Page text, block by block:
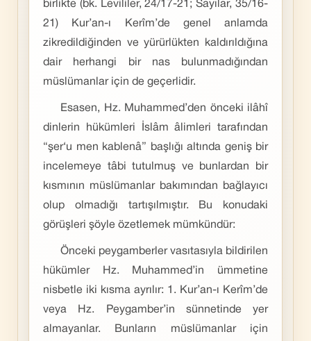
birlikte (bk. Levililer, 24/17-21; Sayılar, 35/16-
21) Kur’an-ı Kerîm’de genel anlamda
zikredildiğinden ve yürürlükten kaldırıldığına
dair herhangi bir nas bulunmadığından
müslümanlar için de geçerlidir.
Esasen, Hz. Muhammed’den önceki ilâhî
dinlerin hükümleri İslâm âlimleri tarafından
“şer‘u men kablenâ” başlığı altında geniş bir
incelemeye tâbi tutulmuş ve bunlardan bir
kısmının müslümanlar bakımından bağlayıcı
olup olmadığı tartışılmıştır. Bu konudaki
görüşleri şöyle özetlemek mümkündür:
Önceki peygamberler vasıtasıyla bildirilen
hükümler Hz. Muham­med’in ümmetine
nisbetle iki kısma ayrılır: 1. Kur’an-ı Kerîm’de
veya Hz. Peygamber’in sünnetinde yer
almayanlar. Bunların müslümanlar için